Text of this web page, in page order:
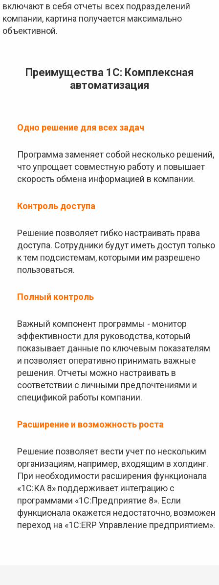
включают в себя отчеты всех подразделений
компании, картина получается максимально
объективной.
Преимущества 1С: Комплексная
автоматизация
Одно решение для всех задач
Программа заменяет собой несколько решений,
что упрощает совместную работу и повышает
скорость обмена информацией в компании.
Контроль доступа
Решение позволяет гибко настраивать права
доступа. Сотрудники будут иметь доступ только
к тем подсистемам, которыми им разрешено
пользоваться.
Полный контроль
Важный компонент программы - монитор
эффективности для руководства, который
показывает данные по ключевым показателям
и позволяет оперативно принимать важные
решения. Отчеты можно настраивать в
соответствии с личными предпочтениями и
спецификой работы компании.
Расширение и возможность роста
Решение позволяет вести учет по нескольким
организациям, например, входящим в холдинг.
При необходимости расширения функционала
«1С:КА 8» поддерживает интеграцию с
программами «1С:Предприятие 8». Если
функционала окажется недостаточно, возможен
переход на «1С:ERP Управление предприятием».